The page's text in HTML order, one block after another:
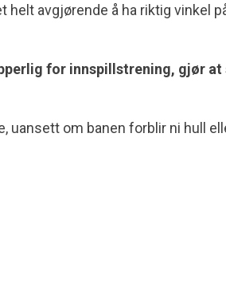
avgjørende å ha riktig vinkel
for innspillstrening, gjør
uansett om banen forblir ni hull